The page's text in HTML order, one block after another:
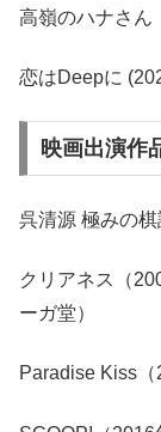
高嶺のハナさん
恋はDeepに
映画出演作
呉清源 極みの
クリアネス（
ーガ堂）
Paradise Kiss（